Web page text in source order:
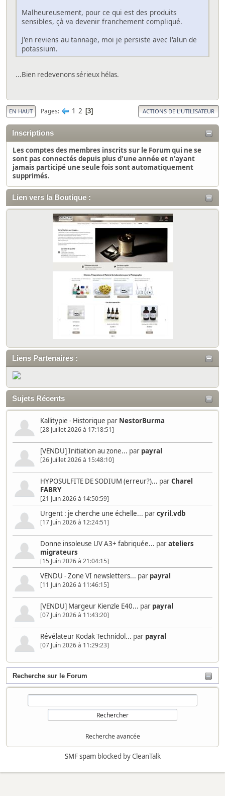
Inscriptions
Les comptes des membres inscrits sur le Forum qui ne se
sont pas connectés depuis plus d'une année et n'ayant
jamais participé une seule fois sont automatiquement
supprimés.
Lien vers la Boutique :
Liens Partenaires :
Sujets Récents
Kallitypie - Historique par NestorBurma
[28 Juillet 2026 à 17:18:51]
[VENDU] Initiation au zone... par payral
[26 Juillet 2026 à 15:48:10]
HYPOSULFITE DE SODIUM (erreur?)... parCharel
FABRY
[21 Juin 2026 à 14:50:59]
Urgent : je cherche une échelle... parcyril.vdb
[17 Juin 2026 à 12:24:51]
Donne insoleuse UV A3+ fabriquée... parateliers
migrateurs
[15 Juin 2026 à 21:04:15]
VENDU - Zone VI newsletters... par payral
[11 Juin 2026 à 11:46:15]
[VENDU] Margeur Kienzle E40... par payral
[07 Juin 2026 à 11:43:20]
Révélateur Kodak Technidol... par payral
[07 Juin 2026 à 11:29:23]
Recherche sur le Forum
Recherche avancée
Malheureusement, pour ce qui est des produits
sensibles, çà va devenir franchement compliqué.
J'en reviens au tannage, moi je persiste avec l'alun de
potassium.
...Bien redevenons sérieux hélas.
EN HAUT Pages 1 2 3 ACTIONS DE L'UTILISATEUR
SMF spamblocked by CleanTalk